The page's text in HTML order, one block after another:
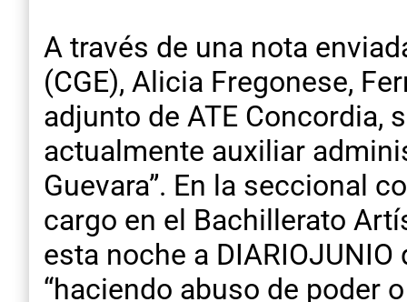
A través de una nota
(CGE), Alicia Fregonese,
adjunto de ATE Concordia,
actualmente auxiliar
Guevara”. En la seccional
cargo en el Bachillerato
esta noche a
“haciendo abuso de poder